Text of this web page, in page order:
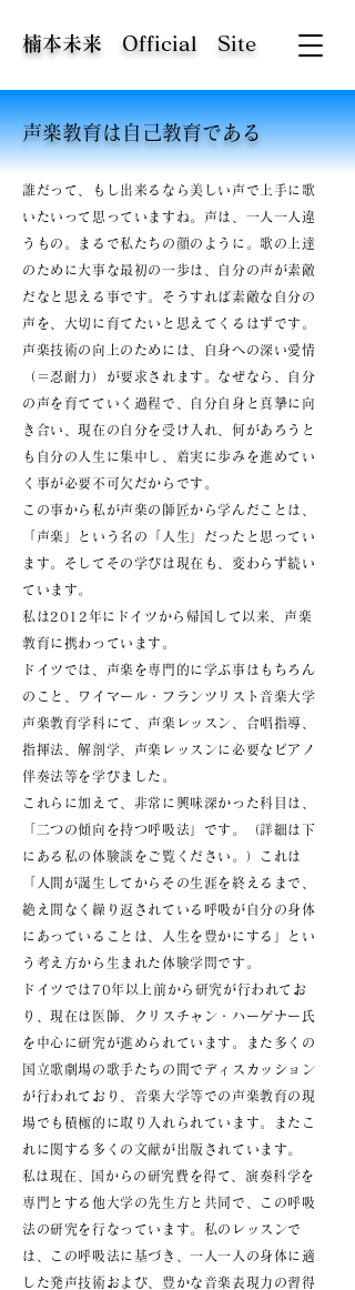
​楠本未来 Official Site
​声楽教育は自己教育である
誰だって、もし出来るなら美しい声で上手に歌
いたいって思っていますね。 声は、一人一人違
うもの。まるで私たちの顔のように。歌の上達
のために大事な最初の一歩は、自分の声が素敵
だなと思える事です。 そうすれば素敵な自分の
声を、大切に育てたいと思えてくるはずです。
声楽技術の向上のためには、自身への深い愛情
（＝忍耐力）が要求されます。なぜなら、自分
の声を育てていく過程で、自分自身と真摯に向
き合い、現在の自分を受け入れ、何があろうと
も自分の人生に集中し、着実に歩みを進めてい
く事が必要不可欠だからです。
この事から私が声楽の師匠から学んだことは、
「声楽」という名の「人生」だったと思ってい
ます。そしてその学びは現在も、変わらず続い
ています。
私は2012年にドイツから帰国して以来、声楽
教育に携わっています。
ドイツでは、声楽を専門的に学ぶ事はもちろん
のこと、ワイマール・フランツリスト音楽大学
声楽教育学科にて、声楽レッスン、合唱指導、
指揮法、解剖学、声楽レッスンに必要なピアノ
伴奏法等を学びました。
これらに加えて、非常に興味深かった科目は、
「二つの傾向を持つ呼吸法」です。（詳細は下
にある私の体験談をご覧ください。）これは
「人間が誕生してからその生涯を終えるまで、
絶え間なく繰り返されている呼吸が自分の身体
にあっていることは、人生を豊かにする」とい
う考え方から生まれた体験学問です。
ドイツでは70年以上前から研究が行われてお
り、現在は医師、クリスチャン・ハーゲナー氏
を中心に研究が進められています。また多くの
国立歌劇場の歌手たちの間でディスカッション
が行われており、音楽大学等での声楽教育の現
場でも積極的に取り入れられています。またこ
れに関する多くの文献が出版されています。
​私は現在、国からの研究費を得て、演奏科学を
専門とする他大学の先生方と共同で、この呼吸
法の研究を行なっています。私のレッスンで
は、この呼吸法に基づき、一人一人の身体に適
した発声技術および、豊かな音楽表現力の習得